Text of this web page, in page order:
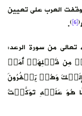
العرب على تعيين
(
[6]
)
.
من سورة الرعد:
مِن قَبۡلِهَاۤ أُمَمࣱ
وَهُمۡ یَكۡفُرُونَ
هُوَ عَلَیۡهِ تَوَكَّلۡتُ